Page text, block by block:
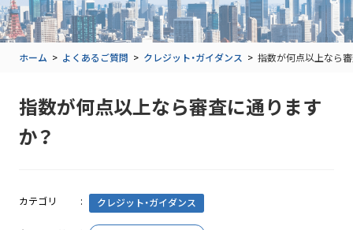
ホーム > よくあるご質問 > クレジット・ガイダンス > 指数が何点以上なら
指数が何点以上なら審査に通ります
か？
カテゴリ クレジット・ガイダンス